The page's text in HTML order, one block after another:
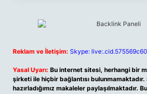
Reklam ve İletişim: Skype:
Yasal Uyarı: Bu internet sitesi, herhangi bir
şirketi ile hiçbir bağlantısı
hazırladığımız makaleler paylaşılmaktadır.